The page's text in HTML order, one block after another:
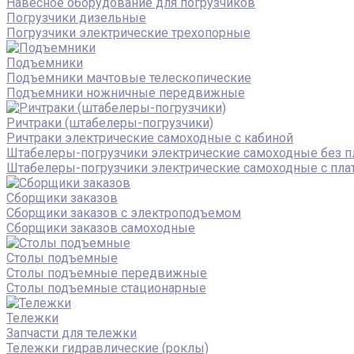
Погрузчики дизельные
Погрузчики электрические трехопорные
Подъемники
Подъемники мачтовые телескопические
Подъемники ножничные передвижные
Ричтраки (штабелеры-погрузчики)
Ричтраки электрические самоходные с кабиной
Штабелеры-погрузчики электрические самоходные без
Штабелеры-погрузчики электрические самоходные с
Сборщики заказов
Сборщики заказов с электроподъемом
Сборщики заказов самоходные
Столы подъемные
Столы подъемные передвижные
Столы подъемные стационарные
Тележки
Запчасти для тележки
Тележки гидравлические (роклы)